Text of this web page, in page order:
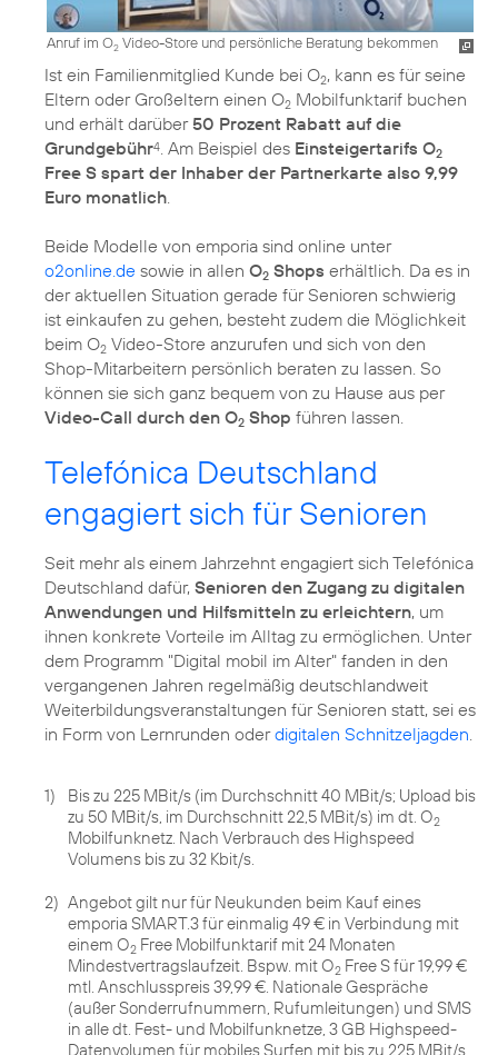
Anruf im O2 Video-Store und persönliche Beratung bekommen
Ist ein Familienmitglied Kunde bei O2, kann es für seine
Eltern oder Großeltern einen O2 Mobilfunktarif buchen
und erhält darüber50 Prozent Rabatt auf die
Grundgebühr4 . Am Beispiel des Einsteigertarifs O2
Free S spart der Inhaber der Partnerkarte also 9,99
Euro monatlich
Beide Modelle von emporia sind online unter
o2online.de sowie in allen O2 Shops erhältlich. Da es in
der aktuellen Situation gerade für Senioren schwierig
ist einkaufen zu gehen, besteht zudem die Möglichkeit
beim O2 Video-Store anzurufen und sich von den
Shop-Mitarbeitern persönlich beraten zu lassen. So
können sie sich ganz bequem von zu Hause aus per
Video-Call durch den O2 Shop führen lassen.
Telefónica Deutschland
engagiert sich für Senioren
Seit mehr als einem Jahrzehnt engagiert sich Telefónica
Deutschland dafür, Senioren den Zugang zu digitalen
Anwendungen und Hilfsmitteln zu erleichtern, um
ihnen konkrete Vorteile im Alltag zu ermöglichen. Unter
dem Programm "Digital mobil im Alter" fanden in den
vergangenen Jahren regelmäßig deutschlandweit
Weiterbildungsveranstaltungen für Senioren statt, sei es
in Form von Lernrunden oderdigitalen Schnitzeljagden
1)
Bis zu 225 MBit/s (im Durchschnitt 40 MBit/s; Upload bis
zu 50 MBit/s, im Durchschnitt 22,5 MBit/s) im dt. O2
Mobilfunknetz. Nach Verbrauch des Highspeed
Volumens bis zu 32 Kbit/s.
2) Angebot gilt nur für Neukunden beim Kauf eines
emporia SMART.3 für einmalig 49 € in Verbindung mit
einem O2 Free Mobilfunktarif mit 24 Monaten
Mindestvertragslaufzeit. Bspw. mit O2 Free S für 19,99 €
mtl. Anschlusspreis 39,99 €. Nationale Gespräche
(außer Sonderrufnummern, Rufumleitungen) und SMS
in alle dt. Fest- und Mobilfunknetze, 3 GB Highspeed-
Datenvolumen für mobiles Surfen mit bis zu 225 MBit/s